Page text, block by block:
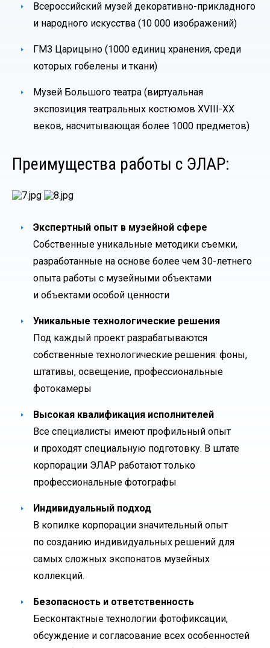
Всероссийский музей декоративно-прикладного
и народного искусства (10 000 изображений)
ГМЗ Царицыно (1000 единиц хранения, среди
которых гобелены и ткани)
Музей Большого театра (виртуальная
экспозиция театральных костюмов XVIII-ХХ
веков, насчитывающая более 1000 предметов)
Преимущества работы с ЭЛАР:
Экспертный опыт в музейной сфере
Собственные уникальные методики съемки,
разработанные на основе более чем 30-летнего
опыта работы с музейными объектами
и объектами особой ценности
Уникальные технологические решения
Под каждый проект разрабатываются
собственные технологические решения: фоны,
штативы, освещение, профессиональные
фотокамеры
Высокая квалификация исполнителей
Все специалисты имеют профильный опыт
и проходят специальную подготовку. В штате
корпорации ЭЛАР работают только
профессиональные фотографы
Индивидуальный подход
В копилке корпорации значительный опыт
по созданию индивидуальных решений для
самых сложных экспонатов музейных
коллекций.
Безопасность и ответственность
Бесконтактные технологии фотофиксации,
обсуждение и согласование всех особенностей